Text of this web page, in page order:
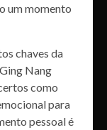
um momento
chaves da
Nang
como
para
pessoal é